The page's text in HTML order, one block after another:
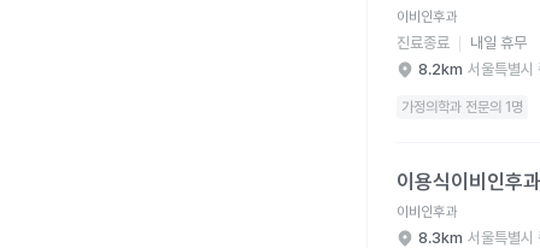
이비인후과
진료종료
내일 휴무
8.2km 서울특별시
가정의학과 전문의 1명
이용식이비인후
이비인후과
8.3km 서울특별시